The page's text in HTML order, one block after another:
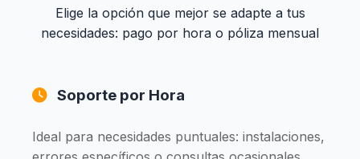
Elige la opción que mejor se adapte a tus
necesidades: pago por hora o póliza mensual
Soporte por Hora
Ideal para necesidades puntuales: instalaciones,